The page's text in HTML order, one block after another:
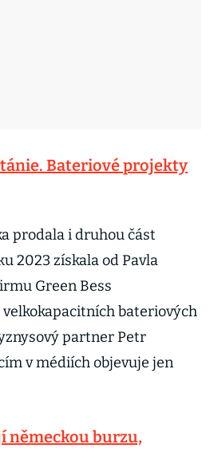
Bateriové projekty
prodala i druhou část
2023 získala od Pavla
Green Bess
bateriových
partner Petr
v médiích objevuje jen
německou burzu,